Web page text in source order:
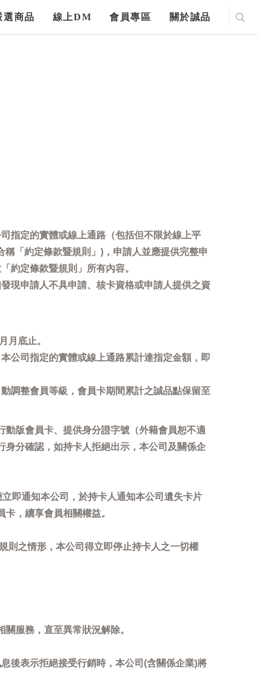
選商品 線上DM 會員專區 關於誠品
指定的實體或線上通路（包括但不限於線上平
「約定條款暨規則」)，申請人並應提供完整申
約定條款暨規則」所有內容。
現申請人不具申請、核卡資格或申請人提供之資
月底止。
公司指定的實體或線上通路累計達指定金額，即
調整會員等級，會員卡期間累計之誠品點保留至
版會員卡、提供身分證字號（外籍會員恕不適
分確認，如持卡人拒絕出示，本公司及關係企
即通知本公司，於持卡人通知本公司遺失卡片
，續享會員相關權益。
則之情形，本公司得立即停止持卡人之一切權
服務，直至異常狀況解除。
後表示拒絕接受行銷時，本公司(含關係企業)將